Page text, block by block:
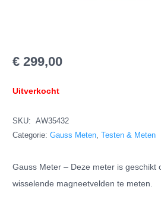
€ 299,00
Uitverkocht
SKU:
AW35432
Categorie: Gauss Meten, Testen & Meten
Gauss Meter – Deze meter is geschikt
wisselende magneetvelden te meten.